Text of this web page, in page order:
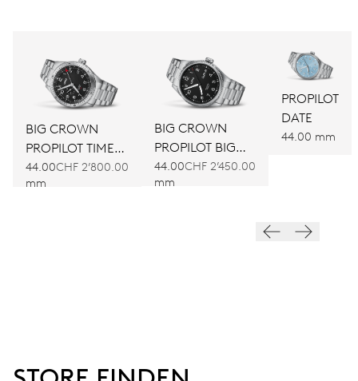
BIG CROWN
PROPILOT TIMER
GMT
44.00
mm
CHF 2’800.00
BIG CROWN
PROPILOT BIG
DAY DATE
44.00
mm
CHF 2’450.00
PROPILOT
DATE
44.00 mm